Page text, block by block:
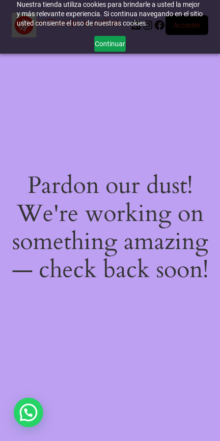
Nuestra tienda utiliza cookies para brindarle a usted la mejor
y más relevante experiencia. Si continua navegando en el sitio
usted consiente el uso de nuestras cookies.
Continuar
miTienda-e.online LinkedIn
Instagram
Facebook
Acceder
Pardon our dust!
We're working on
something amazing
— check back soon!